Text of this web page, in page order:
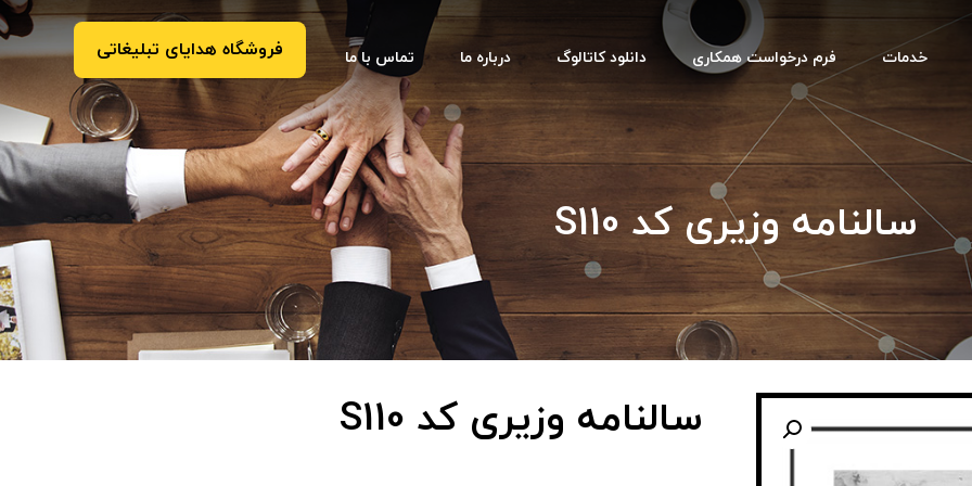
فروشگاه هدایای تبلیغاتی خدمات فرم درخواست همکاری دانلود کاتالوگ درباره ما تماس با ما
سالنامه وزیری کد S110
سالنامه وزیری کد S110